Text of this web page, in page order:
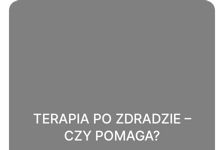
TERAPIA PO ZDRADZIE –
CZY POMAGA?